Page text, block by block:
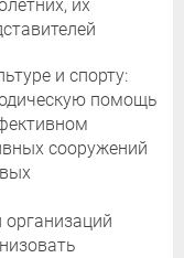
их
и спорту:
помощь
сооружений